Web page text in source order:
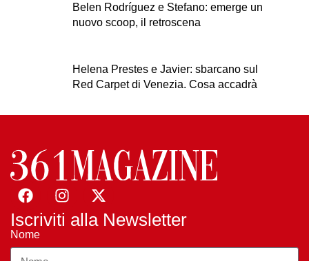
Belen Rodríguez e Stefano: emerge un
nuovo scoop, il retroscena
Helena Prestes e Javier: sbarcano sul
Red Carpet di Venezia. Cosa accadrà
Iscriviti alla Newsletter
Nome